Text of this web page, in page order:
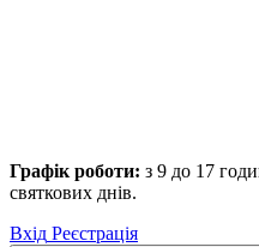
Графік роботи: з 9 до 17
святкових днів.
Вхід Реєстрація